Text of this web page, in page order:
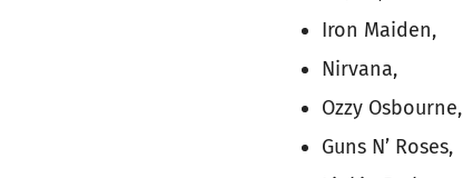
Iron Maiden,
Nirvana,
Ozzy Osbourne,
Guns N’ Roses,